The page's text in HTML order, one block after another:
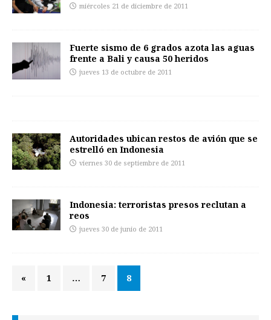
miércoles 21 de diciembre de 2011
Fuerte sismo de 6 grados azota las aguas
frente a Bali y causa 50 heridos
jueves 13 de octubre de 2011
Autoridades ubican restos de avión que se
estrelló en Indonesia
viernes 30 de septiembre de 2011
Indonesia: terroristas presos reclutan a
reos
jueves 30 de junio de 2011
« 1 … 7 8